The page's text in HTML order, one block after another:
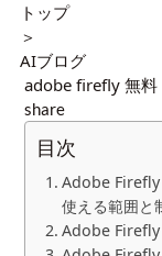
トップ
＞
AIブログ
adobe firefly 無料
share
目次
Adobe Firefly
使える範囲と
Adobe Firefly